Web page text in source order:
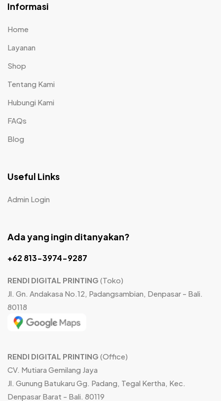
Informasi
Home
Layanan
Shop
Tentang Kami
Hubungi Kami
FAQs
Blog
Useful Links
Admin Login
Ada yang ingin ditanyakan?
+62 813-3974-9287
RENDI DIGITAL PRINTING (Toko)
Jl. Gn. Andakasa No.12, Padangsambian, Denpasar - Bali.
80118
RENDI DIGITAL PRINTING (Office)
CV. Mutiara Gemilang Jaya
Jl. Gunung Batukaru Gg. Padang, Tegal Kertha, Kec.
Denpasar Barat - Bali. 80119